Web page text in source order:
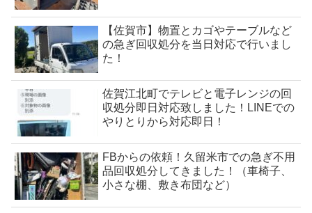
【佐賀市】物置とカゴやテーブルなど
の急ぎ回収処分を当日対応で行いまし
た！
佐賀江北町でテレビと電子レンジの回
収処分即日対応致しました！LINEでの
やりとりから対応即日！
FBからの依頼！久留米市での急ぎ不用
品回収処分してきました！（車椅子、
小さな棚、敷き布団など）